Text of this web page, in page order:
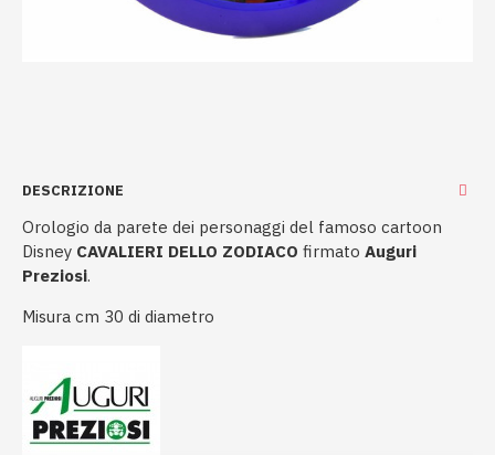
DESCRIZIONE
Orologio da parete dei personaggi del famoso cartoon
Disney CAVALIERI DELLO ZODIACO firmato Auguri
Preziosi.
Misura cm 30 di diametro